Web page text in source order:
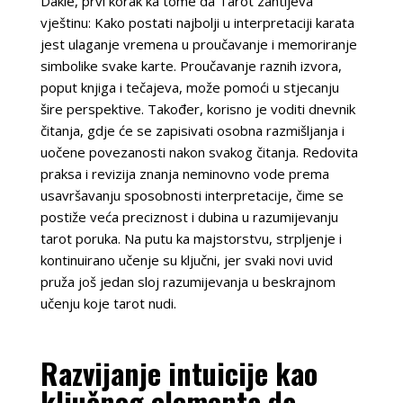
vještinu: Kako postati najbolji u interpretaciji karata
jest ulaganje vremena u proučavanje i memoriranje
simbolike svake karte. Proučavanje raznih izvora,
poput knjiga i tečajeva, može pomoći u stjecanju
šire perspektive. Također, korisno je voditi dnevnik
čitanja, gdje će se zapisivati osobna razmišljanja i
uočene povezanosti nakon svakog čitanja. Redovita
praksa i revizija znanja neminovno vode prema
usavršavanju sposobnosti interpretacije, čime se
postiže veća preciznost i dubina u razumijevanju
tarot poruka. Na putu ka majstorstvu, strpljenje i
kontinuirano učenje su ključni, jer svaki novi uvid
pruža još jedan sloj razumijevanja u beskrajnom
učenju koje tarot nudi.
Razvijanje intuicije kao